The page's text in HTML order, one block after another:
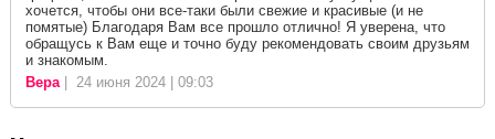
хочется, чтобы они все-таки были свежие и красивые (и не
помятые) Благодаря Вам все прошло отлично! Я уверена, что
обращусь к Вам еще и точно буду рекомендовать своим друзьям
и знакомым.
Вера| 24 июня 2024 | 09:03